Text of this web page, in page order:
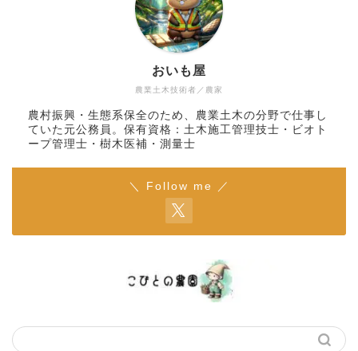
農業土木技術者／農家
おいも屋
農村振興・生態系保全のため、農業土木の分野で仕事し
ていた元公務員。保有資格：土木施工管理技士・ビオト
ープ管理士・樹木医補・測量士
＼ Follow me ／